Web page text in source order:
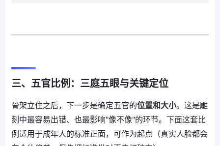
三、五官比例：三庭五眼与关键定位
骨架立住之后，下一步是确定五官的位置和大小。这是雕
刻中最容易出错、也最影响"像不像"的环节。下面这套比
例适用于成年人的标准正面，可作为起点（真实人脸都会